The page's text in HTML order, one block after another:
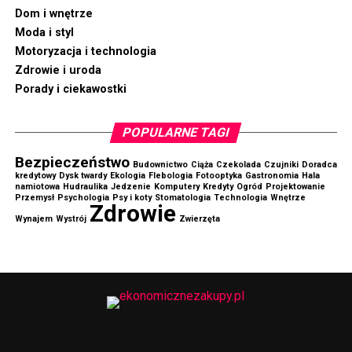
Z drewnianych się rezygnuje, gdyż nie spełniłyby swojej
funkcji.
Montowanie ścian rozpoczyna się od przygotowania
fundamentu, w którym stosuje się odpowiedniego
fundamentu, zamontować szalunki, dzięki którym
powstaną ściany.
Podsumowanie
Współcześnie najnowsze rozwiązania technologiczne
będzie łatwy, a szalunki wytrzymają nawet największe
przeciążenia. W dodatku bez ich pomocy niemożliwe
byłoby osiąganie niestandardowych kształtów ścian.
Dom i wnętrze
Moda i styl
Motoryzacja i technologia
Zdrowie i uroda
Porady i ciekawostki
POPULARNE TAGI
Bezpieczeństwo Budownictwo Ciąża Czekolada Czujniki Doradca
kredytowy Dysk twardy Ekologia Flebologia Fotooptyka Gastronomia Hala
namiotowa Hudraulika Jedzenie Komputery Kredyty Ogród Projektowanie
Przemysł Psychologia Psy i koty Stomatologia Technologia Wnętrze
Wynajem Wystrój Zdrowie Zwierzęta